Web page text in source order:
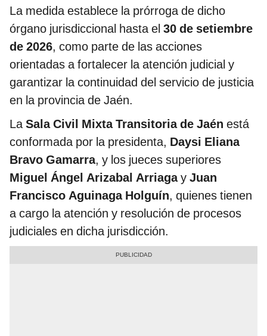
La medida establece la prórroga de dicho
órgano jurisdiccional hasta el 30 de setiembre
de 2026, como parte de las acciones
orientadas a fortalecer la atención judicial y
garantizar la continuidad del servicio de justicia
en la provincia de Jaén.
LaSala Civil Mixta Transitoria de Jaén está
conformada por la presidenta, Daysi Eliana
Bravo Gamarra, y los jueces superiores
Miguel Ángel Arizabal Arriagay Juan
Francisco Aguinaga Holguín, quienes tienen
a cargo la atención y resolución de procesos
judiciales en dicha jurisdicción.